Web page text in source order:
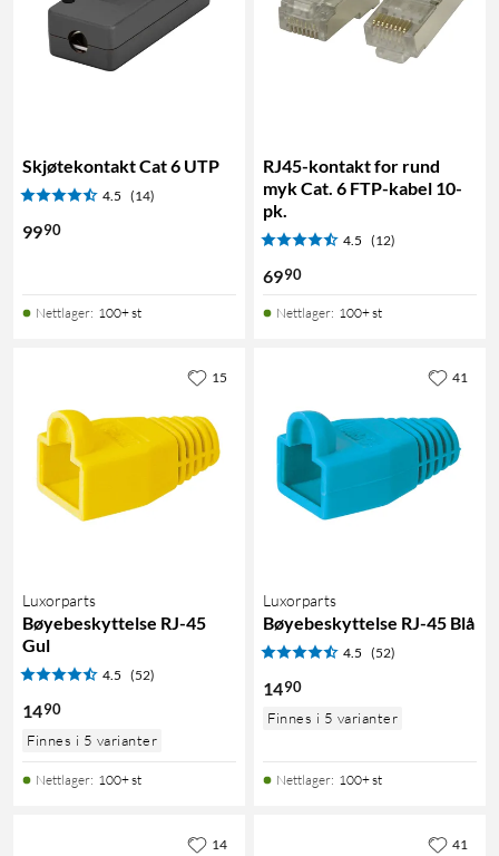
Skjøtekontakt Cat 6 UTP
4.5 (14)
9990
Nettlager: 100+ st
RJ45-kontakt for rund
myk Cat. 6 FTP-kabel 10-
pk.
4.5 (12)
6990
Nettlager: 100+ st
Luxorparts
Bøyebeskyttelse RJ-45
Gul
4.5 (52)
1490
Finnes i 5 varianter
Nettlager: 100+ st
15
Luxorparts
Bøyebeskyttelse RJ-45 Blå
4.5 (52)
1490
Finnes i 5 varianter
Nettlager: 100+ st
41
14 41